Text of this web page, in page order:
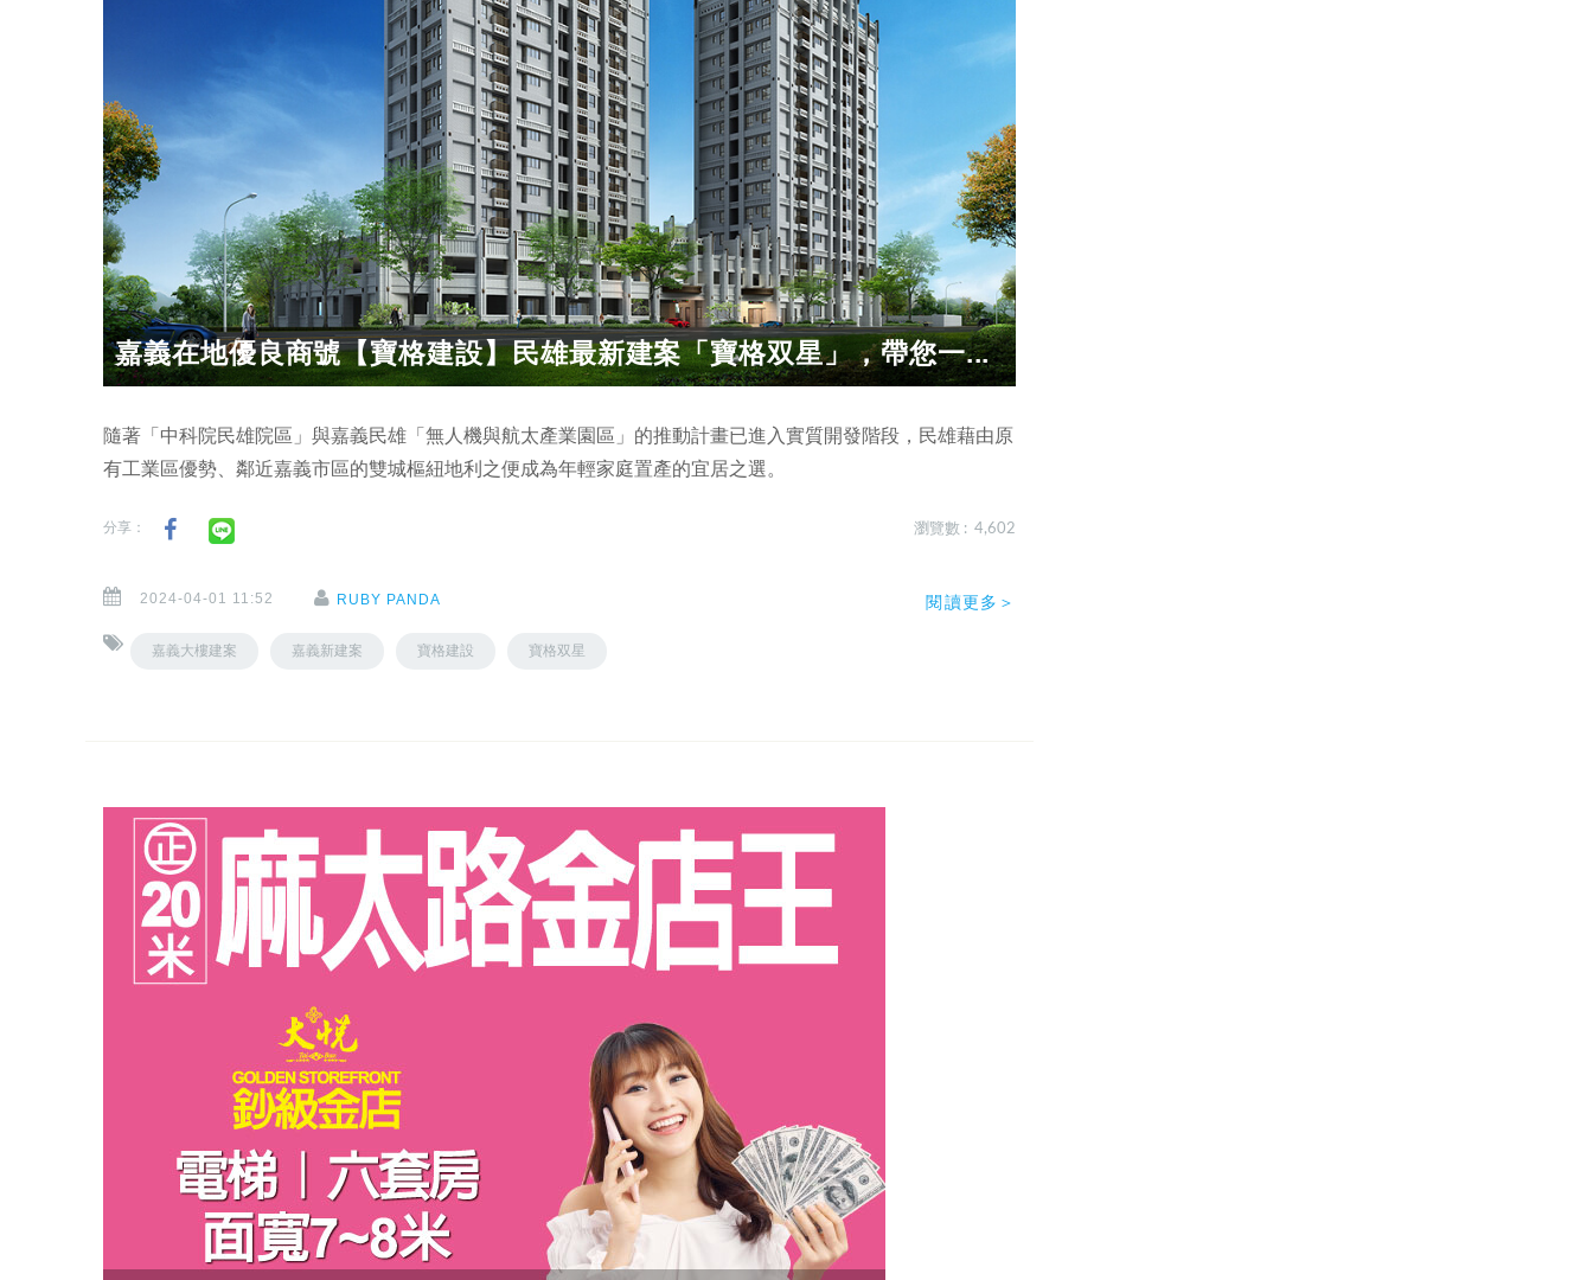
嘉義在地優良商號【寶格建設】民雄最新建案「寶格双星」，帶您一...
隨著「中科院民雄院區」與嘉義民雄「無人機與航太產業園區」的推動計畫已進入實質開發階段，民雄藉由原
有工業區優勢、鄰近嘉義市區的雙城樞紐地利之便成為年輕家庭置產的宜居之選。
分享： 瀏覽數 : 4,602
2024-04-01 11:52 RUBY PANDA
嘉義大樓建案 嘉義新建案 寶格建設 寶格双星
閱讀更多＞